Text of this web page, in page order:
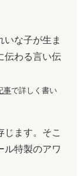
いな子が生ま
わる言い伝
事で詳しく書い
じます。そこ
ル特製のアワ